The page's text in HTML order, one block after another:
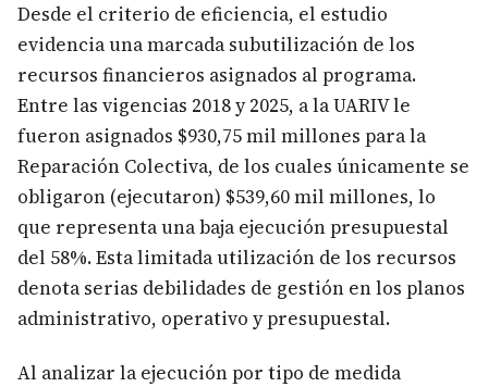
Desde el criterio de eficiencia, el estudio
evidencia una marcada subutilización de los
recursos financieros asignados al programa.
Entre las vigencias 2018 y 2025, a la UARIV le
fueron asignados $930,75 mil millones para la
Reparación Colectiva, de los cuales únicamente se
obligaron (ejecutaron) $539,60 mil millones, lo
que representa una baja ejecución presupuestal
del 58%. Esta limitada utilización de los recursos
denota serias debilidades de gestión en los planos
administrativo, operativo y presupuestal.
Al analizar la ejecución por tipo de medida